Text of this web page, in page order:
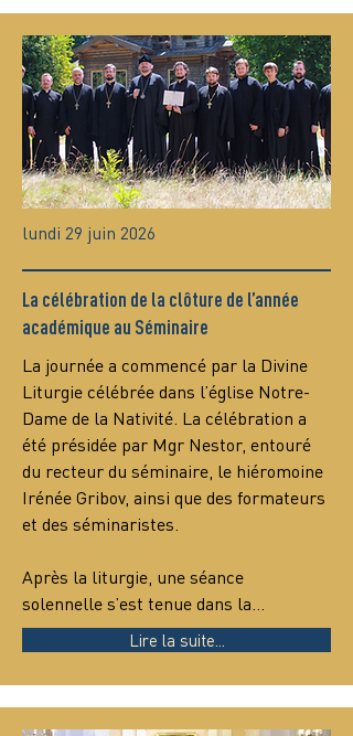
lundi 29 juin 2026
La célébration de la clôture de l’année
académique au Séminaire
La journée a commencé par la Divine
Liturgie célébrée dans l’église Notre-
Dame de la Nativité. La célébration a
été présidée par Mgr Nestor, entouré
du recteur du séminaire, le hiéromoine
Irénée Gribov, ainsi que des formateurs
et des séminaristes.
Après la liturgie, une séance
solennelle s’est tenue dans la…
Lire la suite...